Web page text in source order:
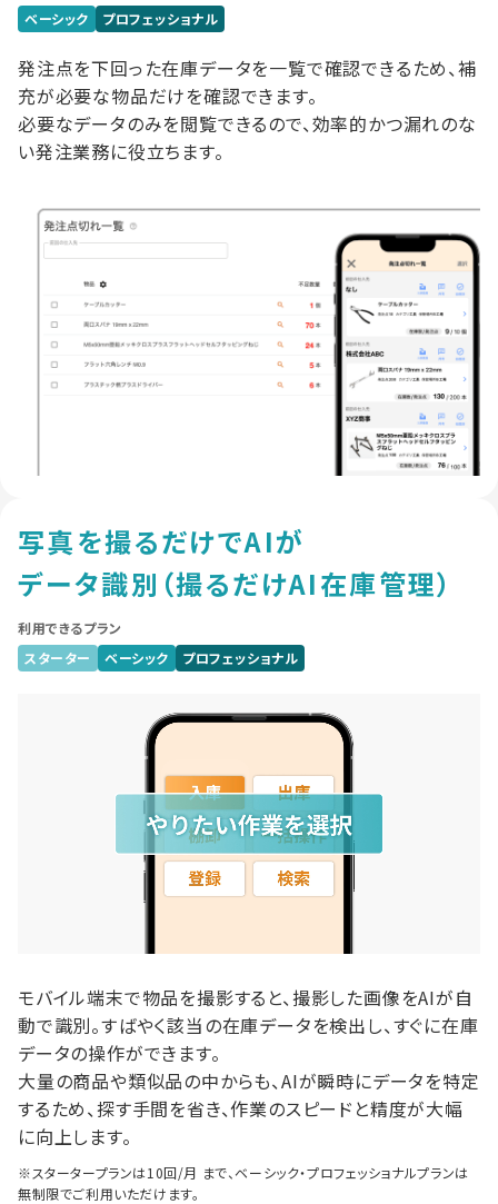
ベーシック プロフェッショナル
発注点を下回った在庫データを一覧で確認できるため、補
充が必要な物品だけを確認できます。
必要なデータのみを閲覧できるので、効率的かつ漏れのな
い発注業務に役立ちます。
写真を撮るだけでAIが
データ識別 （撮るだけAI在庫管理）
利用できるプラン
スターター
ベーシック プロフェッショナル
モバイル端末で物品を撮影すると、撮影した画像をAIが自
動で識別。すばやく該当の在庫データを検出し、すぐに在庫
データの操作ができます。
大量の商品や類似品の中からも、AIが瞬時にデータを特定
するため、探す手間を省き、作業のスピードと精度が大幅
に向上します。
※スタータープランは10回/月 まで、ベーシック・プロフェッショナルプランは
無制限でご利用いただけます。